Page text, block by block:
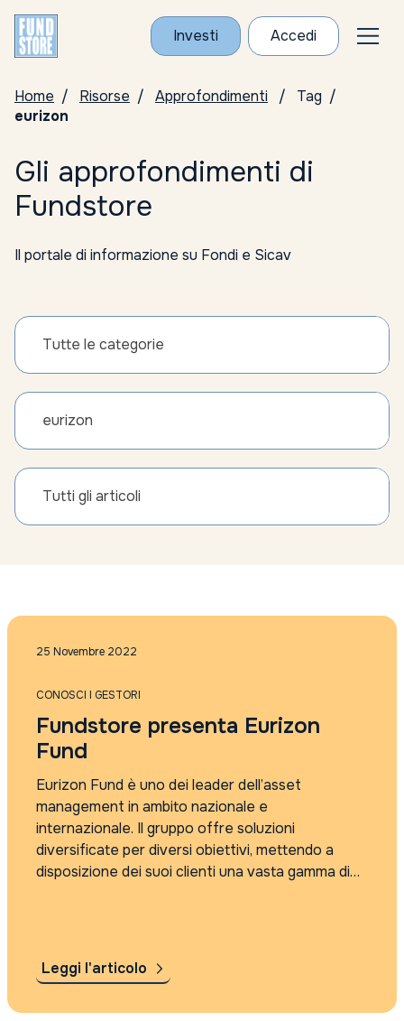
Investi Accedi
Home Risorse Approfondimenti
Tag
eurizon
Gli approfondimenti di
Fundstore
Il portale di informazione su Fondi e Sicav
Tutte le categorie
eurizon
Tutti gli articoli
25 Novembre 2022
CONOSCI I GESTORI
Fundstore presenta Eurizon
Fund
Eurizon Fund è uno dei leader dell’asset
management in ambito nazionale e
internazionale. Il gruppo offre soluzioni
diversificate per diversi obiettivi, mettendo a
disposizione dei suoi clienti una vasta gamma di
Leggi l'articolo